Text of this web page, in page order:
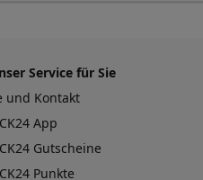
Service für Sie
und Kontakt
App
Gutscheine
Punkte